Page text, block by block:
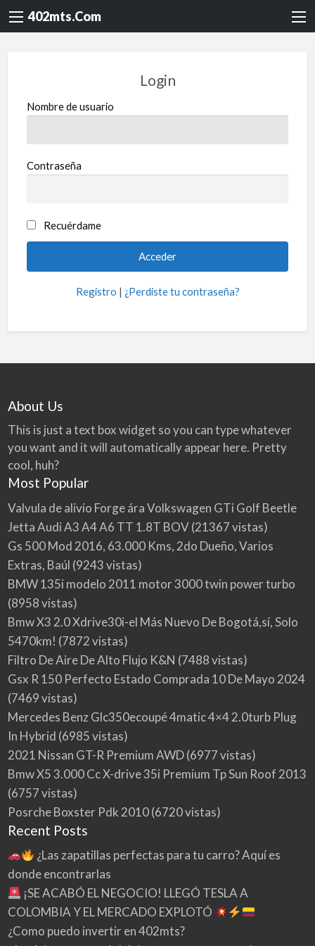
402mts.Com
Login
Nombre de usuario
Contraseña
Recuérdame
Registro | ¿Perdiste tu contraseña?
About Us
This is just a text box widget so you can type whatever
you want and it will automatically appear here. Pretty
cool, huh?
Most Popular
Valvula de alivio Forge ára Volkswagen GTi Golf Beetle
Jetta Audi A3 A4 A6 TT 1.8T BOV(21367 vistas)
Gs 500 Mod 2016, 63.000 Kms, 2do Dueño, Varios
Extras, Baúl (9243 vistas)
BMW 135i modelo 2011 motor 3000 twin power turbo
(8958 vistas)
Bmw X3 2.0 Xdrive30i-el Más Nuevo De Bogotá,sí, Solo
5470km! (7872 vistas)
Filtro De Aire De Alto Flujo K&N (7488 vistas)
Gsx R 150 Perfecto Estado Comprada 10 De Mayo 2024
(7469 vistas)
Mercedes Benz Glc350ecoupé 4matic 4×4 2.0turb Plug
In Hybrid (6985 vistas)
2021 Nissan GT-R Premium AWD(6977 vistas)
Bmw X5 3.000 Cc X-drive 35i Premium Tp Sun Roof 2013
(6757 vistas)
Posrche Boxster Pdk 2010(6720 vistas)
Recent Posts
¿Las zapatillas perfectas para tu carro? Aquí es
donde encontrarlas
¡SE ACABÓ EL NEGOCIO! LLEGÓ TESLA A
COLOMBIA Y EL MERCADO EXPLOTÓ
¿Como puedo invertir en 402mts?